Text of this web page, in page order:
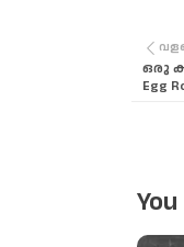
ഒരു
Egg